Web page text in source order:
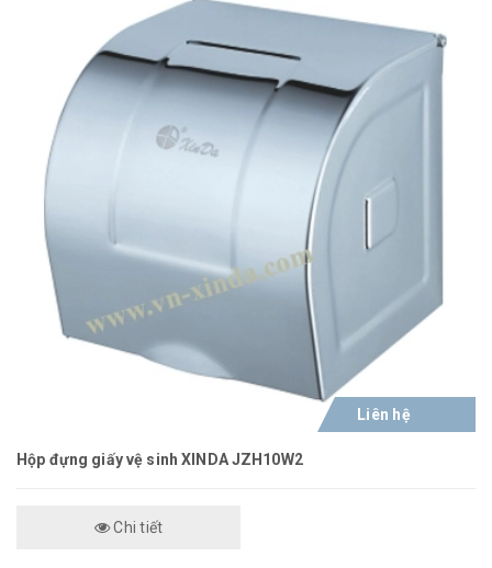
Liên hệ
Hộp đựng giấy vệ sinh XINDA JZH10W2
Chi tiết